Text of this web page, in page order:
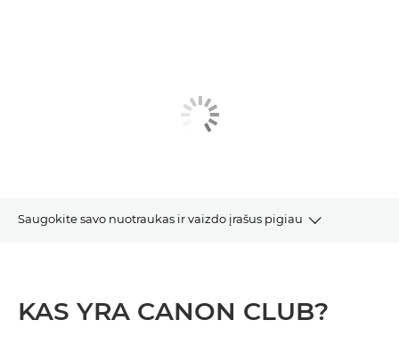
Saugokite savo nuotraukas ir vaizdo įrašus pigiau
PRANAŠUMAI
KAS YRA CANON CLUB?